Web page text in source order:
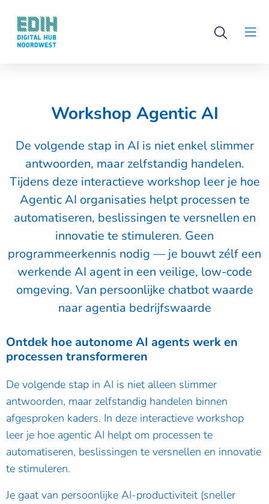
Logo
Digital
Hub
Open
Workshop Agentic AI
De volgende stap in AI is niet enkel slimmer
antwoorden, maar zelfstandig handelen.
Tijdens deze interactieve workshop leer je hoe
Agentic AI organisaties helpt processen te
automatiseren, beslissingen te versnellen en
innovatie te stimuleren. Geen
programmeerkennis nodig — je bouwt zélf een
werkende AI agent in een veilige, low-code
omgeving. Van persoonlijke chatbot waarde
naar agentia bedrijfswaarde
Ontdek hoe autonome AI agents werk en
processen transformeren
De volgende stap in AI is niet alleen slimmer
antwoorden, maar zelfstandig handelen binnen
afgesproken kaders. In deze interactieve workshop
leer je hoe agentic AI helpt om processen te
automatiseren, beslissingen te versnellen en innovatie
te stimuleren.
Je gaat van persoonlijke AI-productiviteit (sneller